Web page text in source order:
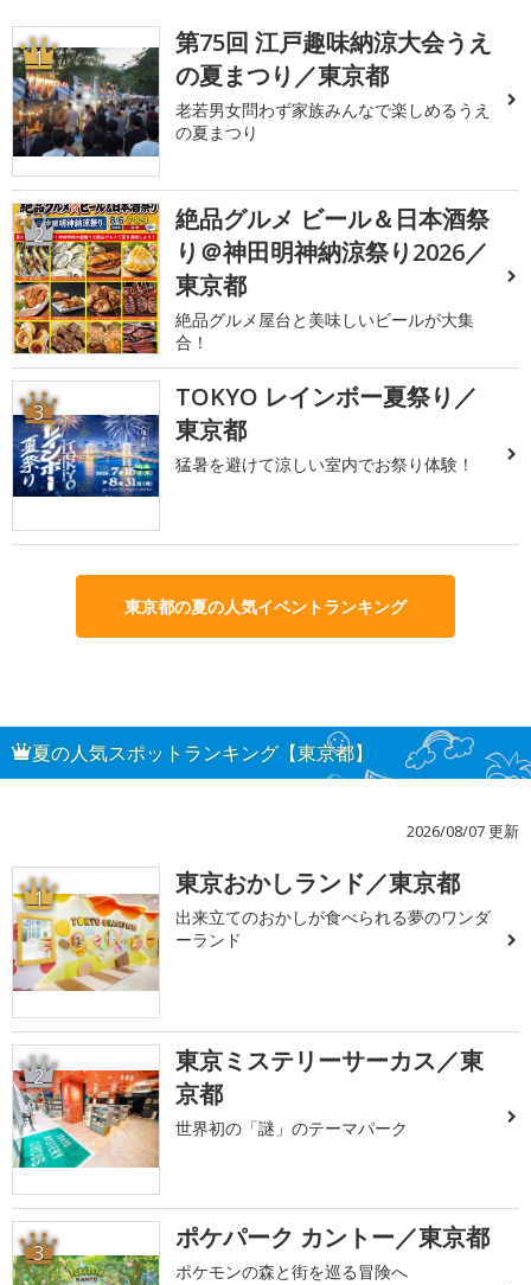
1
第75回 江戸趣味納涼大会うえ
の夏まつり／東京都
老若男女問わず家族みんなで楽しめるうえ
の夏まつり
2
絶品グルメ ビール＆日本酒祭
り＠神田明神納涼祭り2026／
東京都
絶品グルメ屋台と美味しいビールが大集
合！
3
TOKYO レインボー夏祭り／
東京都
猛暑を避けて涼しい室内でお祭り体験！
東京都の夏の人気イベントランキング
夏の人気スポットランキング【東京都】
2026/08/07 更新
1 東京おかしランド／東京都
出来立てのおかしが食べられる夢のワンダ
ーランド
2
東京ミステリーサーカス／東
京都
世界初の「謎」のテーマパーク
3 ポケパーク カントー／東京都
ポケモンの森と街を巡る冒険へ